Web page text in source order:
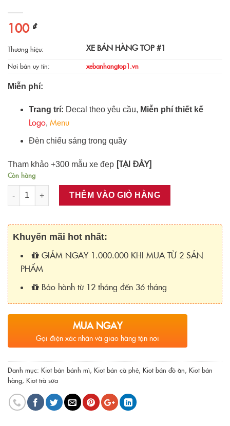
100 ₫
Thương hiệu: XE BÁN HÀNG TOP #1
Nơi bán uy tín: xebanhangtop1.vn
Miễn phí:
Trang trí: Decal theo yêu cầu, Miễn phí thiết kế
Logo, Menu
Đèn chiếu sáng trong quầy
Tham khảo +300 mẫu xe đẹp [TẠI ĐÂY]
Còn hàng
Số lượng
THÊM VÀO GIỎ HÀNG
Khuyến mãi hot nhất:
GIẢM NGAY 1.000.000 KHI MUA TỪ 2 SẢN
PHẨM
Bảo hành từ 12 tháng đến 36 tháng
MUA NGAY
Gọi điện xác nhận và giao hàng tận nơi
Danh mục: Kiot bán bánh mì Kiot bán cà phê Kiot bán đồ ăn Kiot bán
hàng Kiot trà sữa